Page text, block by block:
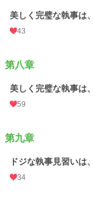
第十一章
「美しく完璧な執事は、
お気に入り 136
美しく完璧な執事は
43
第八章
美しく完璧な執事は
59
第九章
ドジな執事見習いは
34